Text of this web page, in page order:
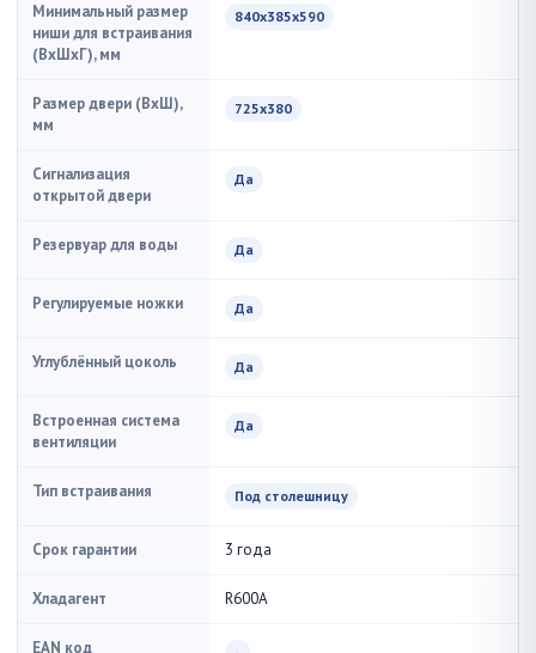
Минимальный размер
ниши для встраивания
(ВxШxГ), мм
840х385х590
Размер двери (ВхШ),
мм
725х380
Сигнализация
открытой двери
Да
Резервуар для воды Да
Регулируемые ножки Да
Углублённый цоколь Да
Встроенная система
вентиляции
Да
Тип встраивания Под столешницу
Срок гарантии 3 года
Хладагент R600A
EAN код